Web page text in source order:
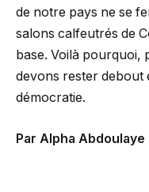
de notre pays ne se
salons calfeutrés de
base. Voilà pourquoi,
devons rester debout
démocratie.
Par Alpha